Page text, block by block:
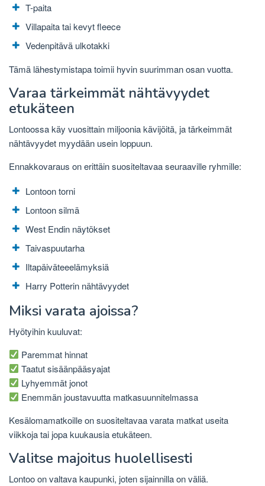
T-paita
Villapaita tai kevyt fleece
Vedenpitävä ulkotakki
Tämä lähestymistapa toimii hyvin suurimman osan vuotta.
Varaa tärkeimmät nähtävyydet
etukäteen
Lontoossa käy vuosittain miljoonia kävijöitä, ja tärkeimmät
nähtävyydet myydään usein loppuun.
Ennakkovaraus on erittäin suositeltavaa seuraaville ryhmille:
Lontoon torni
Lontoon silmä
West Endin näytökset
Taivaspuutarha
Iltapäiväteeelämyksiä
Harry Potterin nähtävyydet
Miksi varata ajoissa?
Hyötyihin kuuluvat:
Paremmat hinnat
Taatut sisäänpääsyajat
Lyhyemmät jonot
Enemmän joustavuutta matkasuunnitelmassa
Kesälomamatkoille on suositeltavaa varata matkat useita
viikkoja tai jopa kuukausia etukäteen.
Valitse majoitus huolellisesti
Lontoo on valtava kaupunki, joten sijainnilla on väliä.